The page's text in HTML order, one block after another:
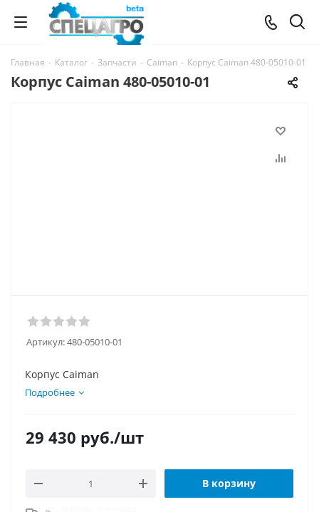
Главная - Каталог - Запчасти - Caiman - Корпус Caiman 480-05010-01
Корпус Caiman 480-05010-01
Артикул:480-05010-01
Корпус Caiman
Подробнее
29 430 руб./шт
В корзину